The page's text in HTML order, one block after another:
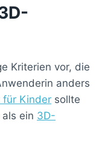
Kriterien vor, die
anders
für Kinder sollte
ein 3D-